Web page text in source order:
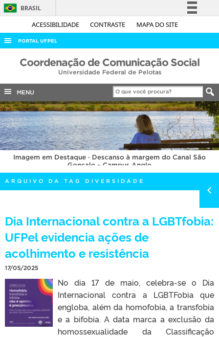
ACESSIBILIDADE CONTRASTE MAPA DO SITE
BRASIL
Simplifique!
Acesso à informação
Legislação
Canais
PORTAL UFPEL
ACESSO À INFORMAÇÃO
COBALTO
CONCURSOS
EDITAIS
INTERNACIONAL
OUVIDORIA
PORTARIAS
TELEFONES
Coordenação de Comunicação Social
Universidade Federal de Pelotas
MENU
Imagem em Destaque · Descanso à margem do Canal São
Gonçalo – Campus Anglo
ARQUIVO DA TAG DIVERSIDADE
Dia Internacional contra a LGBTfobia:
UFPel evidencia ações de
acolhimento e resistência
17/05/2025
No dia 17 de maio, celebra-se o Dia
Internacional contra a LGBTFobia que
engloba, além da homofobia, a transfobia
e a bifobia. A data marca a exclusão da
homossexualidade da Classificação